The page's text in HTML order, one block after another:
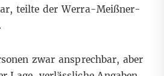
teilte der Werra-Meißner-
zwar ansprechbar, aber